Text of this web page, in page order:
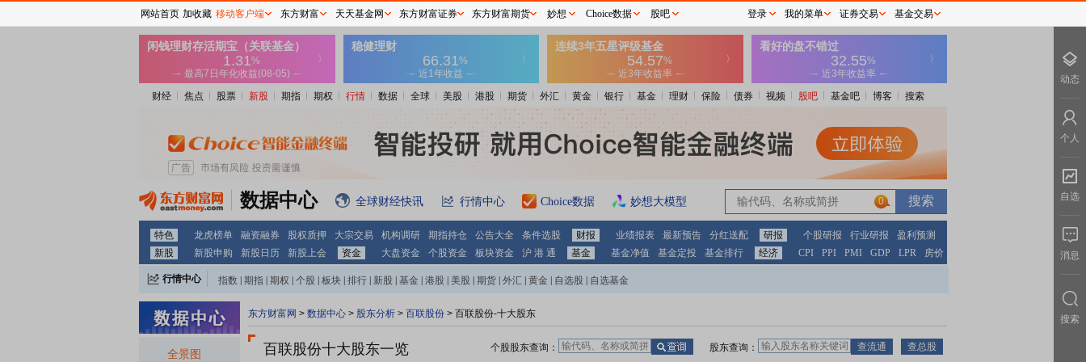
财经 焦点 股票 新股 期指 期权 行情 数据 全球 美股 港股 期货 外汇 黄金 银行 基金 理财 保险 债券 视频 股吧 基金吧 博客 搜索
数据中心 全球财经快讯 行情中心 Choice数据 妙想大模型 0
特色 龙虎榜单 融资融券 股权质押 大宗交易 机构调研 期指持仓 公告大全 条件选股 财报 业绩报表 最新预告 分红送配 研报 个股研报 行业研报
盈利预测
新股
新股申购 新股日历 新股上会 资金 大盘资金 个股资金 板块资金 沪 港 通 基金 基金净值 基金定投 基金排行 经济 CPI PPI PMI GDP LPR 房价
行情中心 指数 期指 期权 个股 板块 排行 新股 基金 港股 美股 期货 外汇 黄金 自选股 自选基金
全景图
东方财富网 > 数据中心 > 股东分析 > 百联股份 > 百联股份-十大股东
百联股份十大股东一览 股东查询：
个股股东查询：
网站首页 加收藏 移动客户端 东方财富 天天基金网 东方财富证券 东方财富期货 妙想 Choice数据 股吧 登录 我的菜单 证券交易 基金交易
动态
个人
自选
消息
搜索